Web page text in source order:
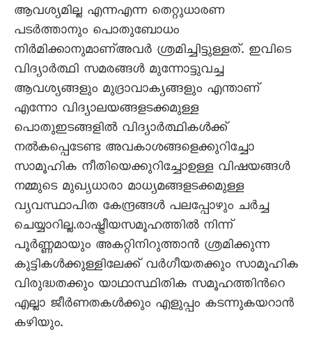
ആവശ്യമില്ല എന്നഎന്ന തെറ്റുധാരണ
പടര്‍ത്താനും പൊതുബോധം
നിര്‍മിക്കാനുമാണ്അവര്‍ ശ്രമിച്ചിട്ടുള്ളത്. ഇവിടെ
വിദ്യാര്‍ത്ഥി സമരങ്ങള്‍ മുന്നോട്ടുവച്ച
ആവശ്യങ്ങളും മുദ്രാവാക്യങ്ങളും എന്താണ്
എന്നോ വിദ്യാലയങ്ങളടക്കമുള്ള
പൊതുഇടങ്ങളില്‍ വിദ്യാര്‍ത്ഥികള്‍ക്ക്
നല്‍കപ്പെടേണ്ട അവകാശങ്ങളെക്കുറിച്ചോ
സാമൂഹിക നീതിയെക്കുറിച്ചോഉള്ള വിഷയങ്ങള്‍
നമ്മുടെ മുഖ്യധാരാ മാധ്യമങ്ങളടക്കമുള്ള
വ്യവസ്ഥാപിത കേന്ദ്രങ്ങള്‍ പലപ്പോഴും ചര്‍ച്ച
ചെയ്യാറില്ല.രാഷ്ട്രീയസമൂഹത്തില്‍ നിന്ന്
പൂര്‍ണ്ണമായും അകറ്റിനിറുത്താന്‍ ശ്രമിക്കുന്ന
കുട്ടികള്‍ക്കുള്ളിലേക്ക് വര്‍ഗീയതക്കും സാമൂഹിക
വിരുദ്ധതക്കും യാഥാസ്ഥിതിക സമൂഹത്തിന്‍റെ
എല്ലാ ജീര്‍ണതകള്‍ക്കും എളുപ്പം കടന്നുകയറാന്‍
കഴിയും.